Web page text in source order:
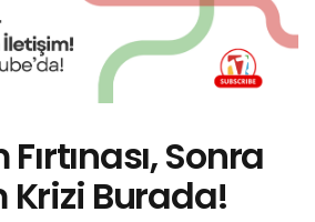
Sonra
Krizi Burada!